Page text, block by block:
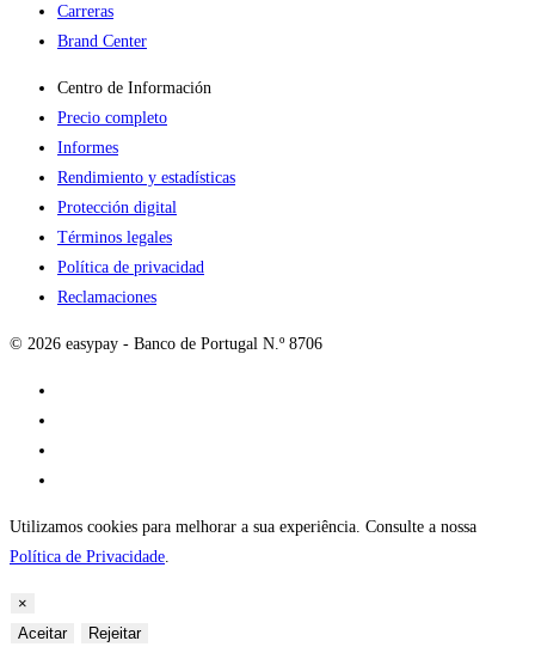
Carreras
Brand Center
Centro de Información
Precio completo
Informes
Rendimiento y estadísticas
Protección digital
Términos legales
Política de privacidad
Reclamaciones
© 2026 easypay - Banco de Portugal N.º 8706
Utilizamos cookies para melhorar a sua experiência. Consulte a nossa
Política de Privacidade
×
Aceitar
Rejeitar